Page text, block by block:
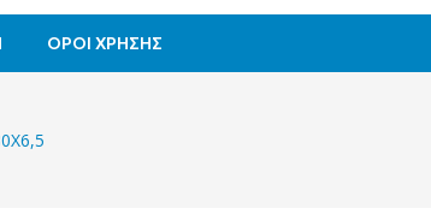
ΌΡΟΙ ΧΡΉΣΗΣ